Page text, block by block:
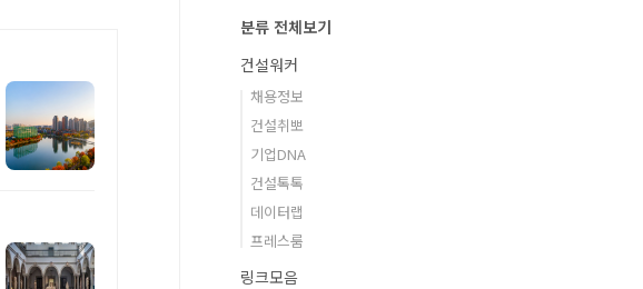
분류 전체보기
건설워커
채용정보
건설취뽀
기업DNA
건설톡톡
데이터랩
프레스룸
링크모음